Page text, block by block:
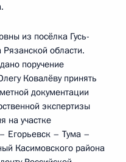
из посёлка Гусь-
области.
поручение
Ковалёву принять
документации
экспертизы
на участке
Егорьевск – Тума –
Касимовского района